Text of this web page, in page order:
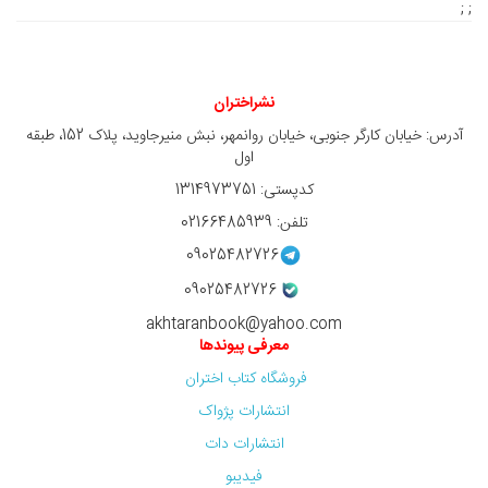
; ;
نشراختران
آدرس: خیابان کارگر جنوبی، خیابان روانمهر، نبش منیرجاوید، پلاک 152، طبقه
اول
کدپستی: 1314973751
تلفن: 02166485939
09025482726
09025482726
akhtaranbook@yahoo.com
معرفی پیوندها
فروشگاه کتاب اختران
انتشارات پژواک
انتشارات دات
فیدیبو